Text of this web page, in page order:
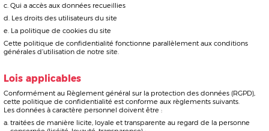
finalités pour lesquelles elles sont traitées (minimisation des données) ;
doivent être prises pour que les données à caractère personnel qui sont
effacées ou rectifiées sans tarder (exactitude) ;
conservées sous une forme permettant l'identification des personnes
concernées pendant une durée n'excédant pas celle nécessaire au regard des
finalités pour lesquelles elles sont traitées; les données à caractère personnel
statistiques conformément à l'article 89, paragraphe 1, pour autant que soient
mises en œuvre les mesures techniques et organisationnelles appropriées
concernée (limitation de la conservation) ;
traitées de façon à garantir une sécurité appropriée des données à caractère
personnel, y compris la protection contre le traitement non autorisé ou illicite
et contre la perte, la destruction ou les dégâts d'origine accidentelle, à l'aide
de mesures techniques ou organisationnelles appropriées (intégrité et
confidentialité).